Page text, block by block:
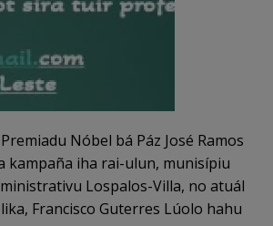
Nóbel bá Páz José Ramos
kampaña iha rai-ulun, munisípiu
Lospalos-Villa, no atuál
Francisco Guterres Lúolo hahu